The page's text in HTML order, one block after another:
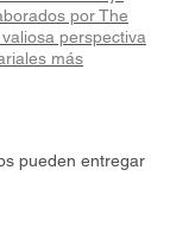
por The
perspectiva
más
pueden entregar